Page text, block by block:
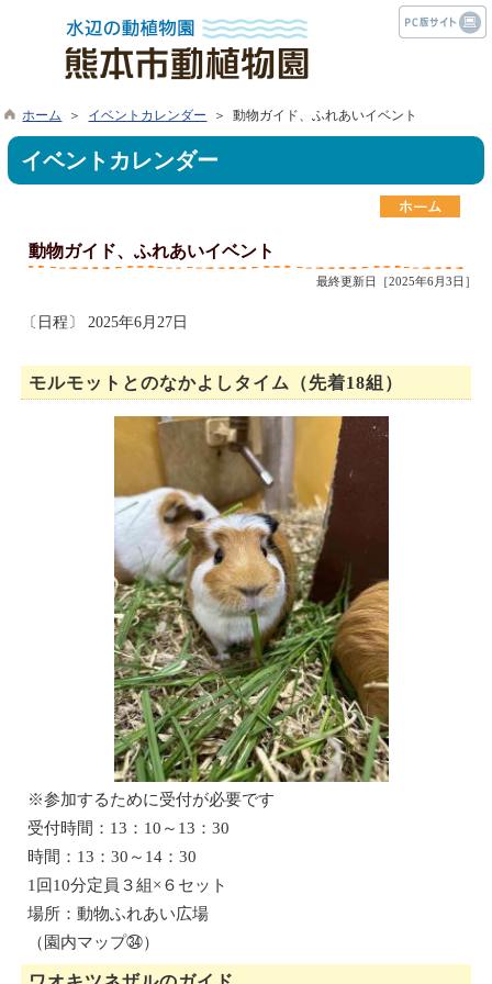
ホーム ＞ イベントカレンダー ＞ 動物ガイド、ふれあいイベント
イベントカレンダー
動物ガイド、ふれあいイベント
最終更新日［2025年6月3日］
〔日程〕 2025年6月27日
モルモットとのなかよしタイム（先着18組）
※参加するために受付が必要です
受付時間：13：10～13：30
時間：13：30～14：30
1回10分定員３組×６セット
場所：動物ふれあい広場
（園内マップ㉞）